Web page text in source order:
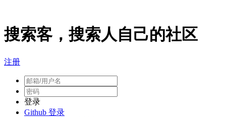
搜索客，搜索人自己的社区
注册
登录
Github 登录